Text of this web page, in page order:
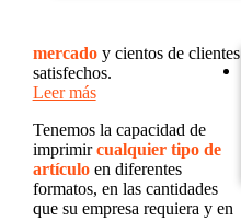
mercadoy cientos de clientes
satisfechos.
Leer más
Tenemos la capacidad de
imprimircualquier tipo de
artículoen diferentes
formatos, en las cantidades
que su empresa requiera y en